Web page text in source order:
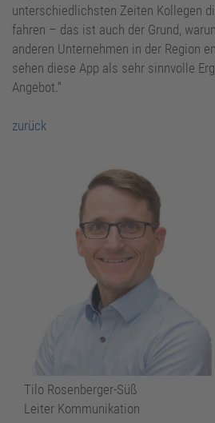
unterschiedlichsten Zeiten Kollegen
fahren – das ist auch der Grund,
anderen Unternehmen in der Region
sehen diese App als sehr sinnvolle
Angebot.“
zurück
Tilo Rosenberger-Süß
Leiter Kommunikation